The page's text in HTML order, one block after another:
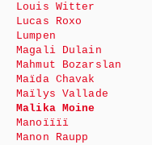
Louis Witter
Lucas Roxo
Lumpen
Magali Dulain
Mahmut Bozarslan
Maïda Chavak
Maïlys Vallade
Malika Moine
Manoïïïï
Manon Raupp